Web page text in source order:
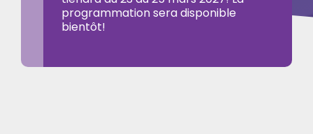
programmation sera disponible
bientôt!